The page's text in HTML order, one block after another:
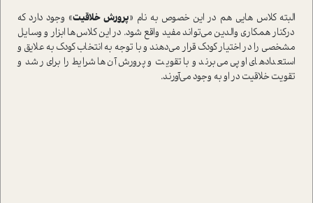
البته كلاس هايي هم در اين خصوص به نام «پرورش خلاقيت» وجود دارد كه
دركنار همكاري والدين مي‌تواند مفيد واقع شود. در اين كلاس‌ها ابزار و وسايل
مشخصي را در اختيار كودك قرار مي‌دهند و با توجه به انتخاب كودك به علايق و
استعدادهاي او پي مي‌برند و با تقويت و پرورش آن‌ها شرايط را براي رشد و
تقويت خلاقيت در او به وجود مي‌آورند.